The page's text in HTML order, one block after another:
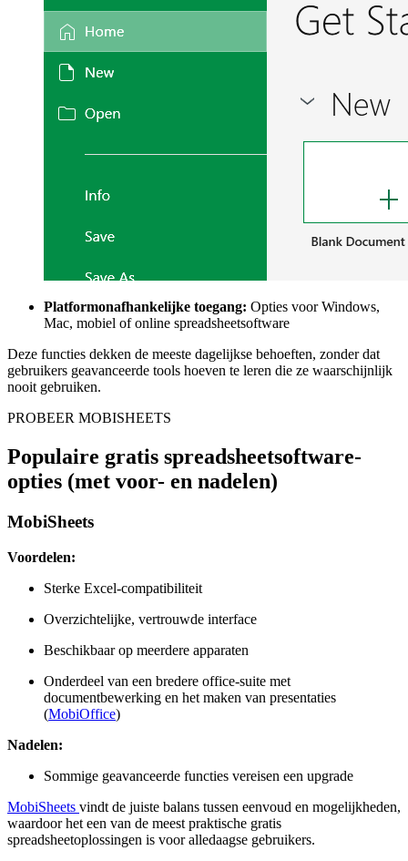
Platformonafhankelijke toegang: Opties voor Windows,
Mac, mobiel of online spreadsheetsoftware
Deze functies dekken de meeste dagelijkse behoeften, zonder dat
gebruikers geavanceerde tools hoeven te leren die ze waarschijnlijk
nooit gebruiken.
PROBEER MOBISHEETS
Populaire gratis spreadsheetsoftware-
opties (met voor- en nadelen)
MobiSheets
Voordelen:
Sterke Excel-compatibiliteit
Overzichtelijke, vertrouwde interface
Beschikbaar op meerdere apparaten
Onderdeel van een bredere office-suite met
documentbewerking en het maken van presentaties
(MobiOffice)
Nadelen:
Sommige geavanceerde functies vereisen een upgrade
MobiSheets vindt de juiste balans tussen eenvoud en mogelijkheden,
waardoor het een van de meest praktische gratis
spreadsheetoplossingen is voor alledaagse gebruikers.